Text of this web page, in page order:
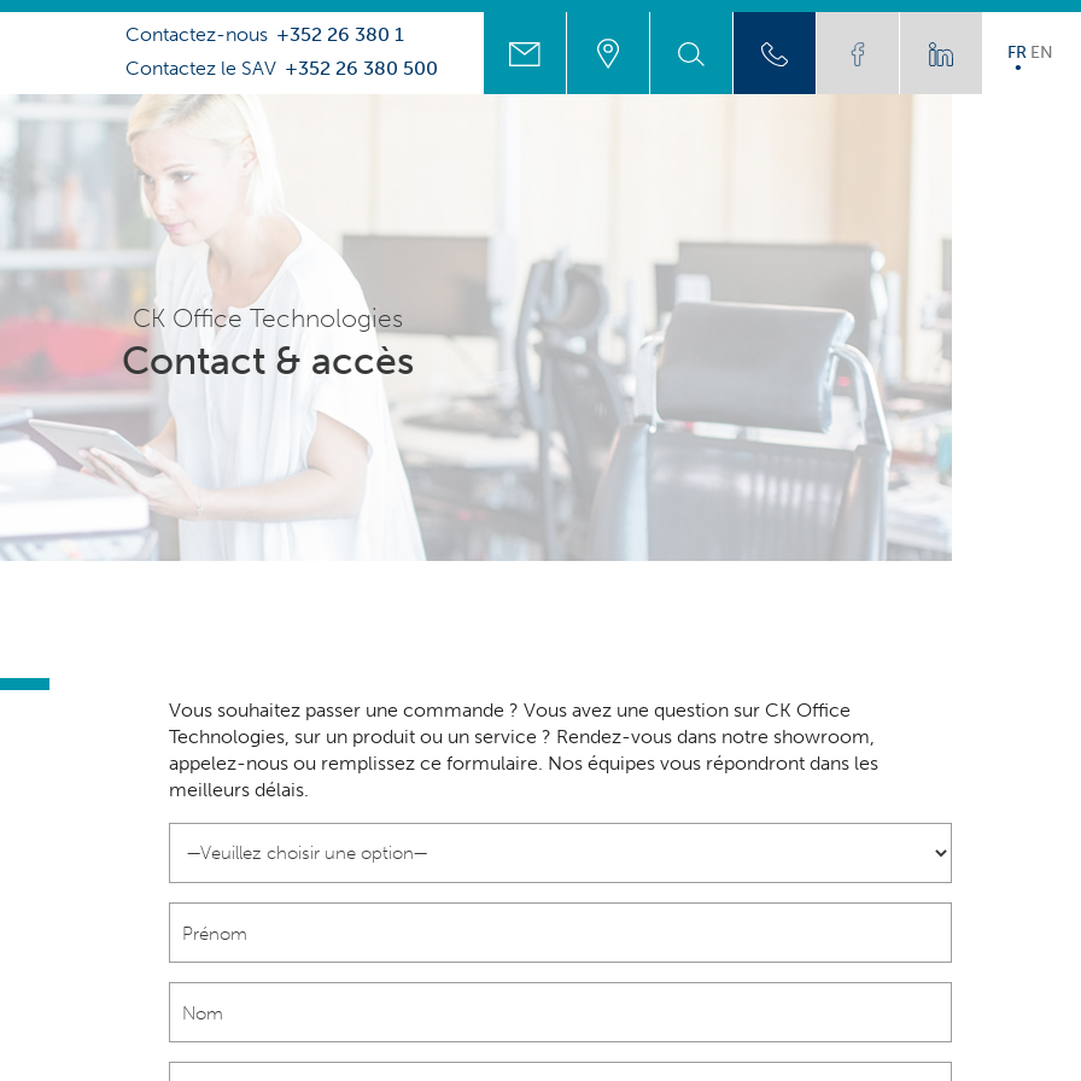
Contactez-nous +352 26 380 1
Contactez le SAV +352 26 380 500
FR EN
CK Office Technologies
Contact & accès
Vous souhaitez passer une commande ? Vous avez une question sur CK Office
Technologies, sur un produit ou un service ? Rendez-vous dans notre showroom,
appelez-nous ou remplissez ce formulaire. Nos équipes vous répondront dans les
meilleurs délais.